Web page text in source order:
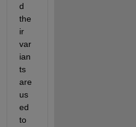
d
the
ir
var
ian
ts
are
us
ed
to